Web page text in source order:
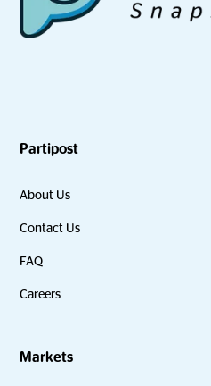
Partipost
About Us
Contact Us
FAQ
Careers
Markets